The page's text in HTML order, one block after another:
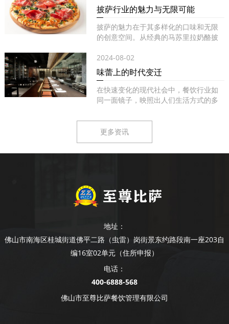
披萨行业的魅力与无限可能
披萨的魅力在于其多样化的口味和无限
的创意空间。从经典的马苏里拉奶酪披
2024-08-02
味蕾上的时代变迁
在快速变化的现代社会中，餐饮行业如
同一面镜子，映照出人们生活方式的多
更多资讯
地址：
佛山市南海区桂城街道佛平二路（虫雷）岗街景东约路段南一座203自
编16室02单元（住所申报）
电话：
400-6888-568
佛山市至尊比萨餐饮管理有限公司